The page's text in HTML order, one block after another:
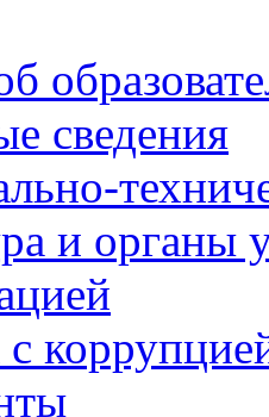
сведения
и органы
с